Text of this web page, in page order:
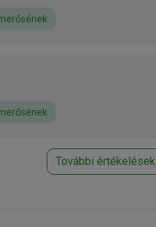
További értékelések